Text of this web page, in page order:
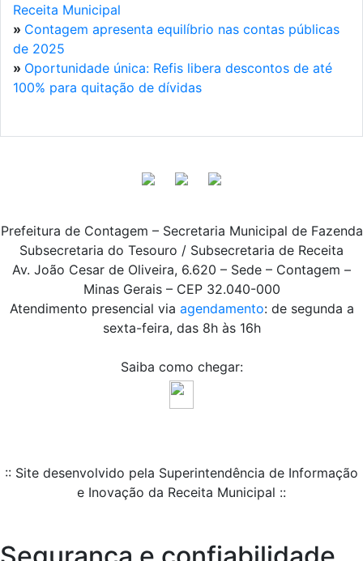
Receita Municipal
» Contagem apresenta equilíbrio nas contas públicas
de 2025
» Oportunidade única: Refis libera descontos de até
100% para quitação de dívidas
Prefeitura de Contagem – Secretaria Municipal de Fazenda
Subsecretaria do Tesouro / Subsecretaria de Receita
Av. João Cesar de Oliveira, 6.620 – Sede – Contagem –
Minas Gerais – CEP 32.040-000
Atendimento presencial via agendamento: de segunda a
sexta-feira, das 8h às 16h
Saiba como chegar:
:: Site desenvolvido pela Superintendência de Informação
e Inovação da Receita Municipal ::